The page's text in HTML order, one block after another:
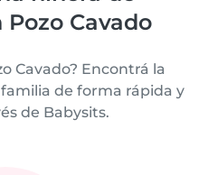
Cavado
Cavado? Encontrá la
de forma rápida y
de Babysits.